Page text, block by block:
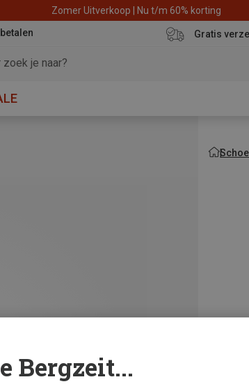
Zomer Uitverkoop | Nu t/m 60% korting
Gratis
Bergzeit...